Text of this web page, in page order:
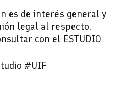
es de interés general y
legal al respecto.
con el ESTUDIO.
#UIF